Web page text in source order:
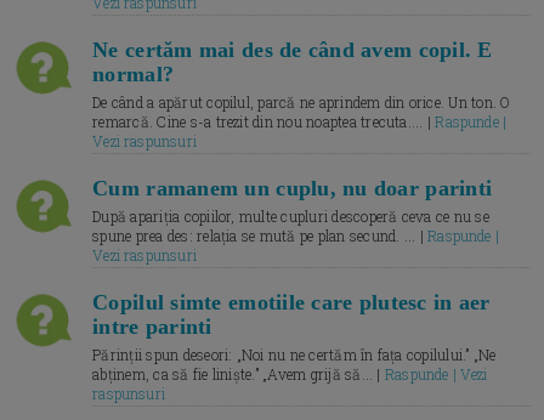
Ne certăm mai des de când avem copil. E
normal?
De când a apărut copilul, parcă ne aprindem din orice. Un ton. O
remarcă. Cine s-a trezit din nou noaptea trecuta.... |Raspunde |
Vezi raspunsuri
Cum ramanem un cuplu, nu doar parinti
După apariția copiilor, multe cupluri descoperă ceva ce nu se
spune prea des: relația se mută pe plan secund. ... |Raspunde |
Vezi raspunsuri
Copilul simte emotiile care plutesc in aer
intre parinti
Părinții spun deseori: „Noi nu ne certăm în fața copilului.” „Ne
abținem, ca să fie liniște.” „Avem grijă să... | Raspunde | Vezi
raspunsuri